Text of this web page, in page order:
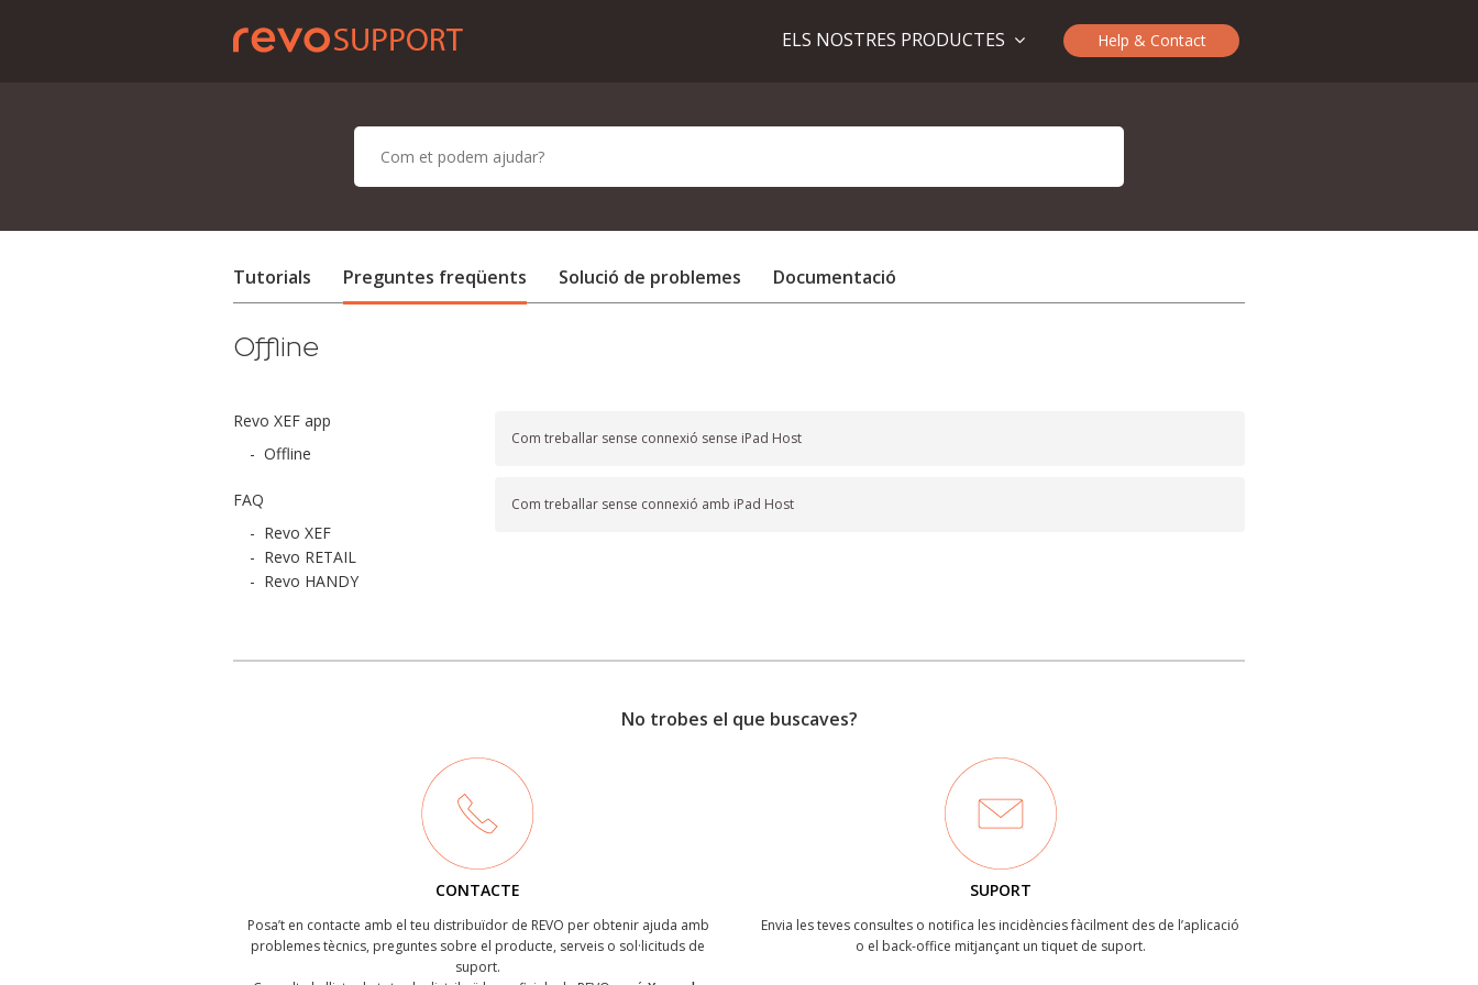
Help & Contact
ELS NOSTRES PRODUCTES
Tutorials Preguntes freqüents Solució de problemes Documentació
Offline
Revo XEF app
- Offline
FAQ
- Revo XEF
- Revo RETAIL
- Revo HANDY
Com treballar sense connexió sense iPad Host
Com treballar sense connexió amb iPad Host
No trobes el que buscaves?
CONTACTE
Posa’t en contacte amb el teu distribuïdor de REVO per obtenir ajuda amb
problemes tècnics, preguntes sobre el producte, serveis o sol·licituds de
suport.
SUPORT
Envia les teves consultes o notifica les incidències fàcilment des de l’aplicació
o el back-office mitjançant un tiquet de suport.